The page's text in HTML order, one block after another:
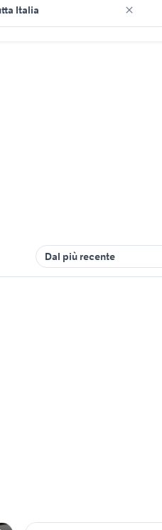
Dal più recente